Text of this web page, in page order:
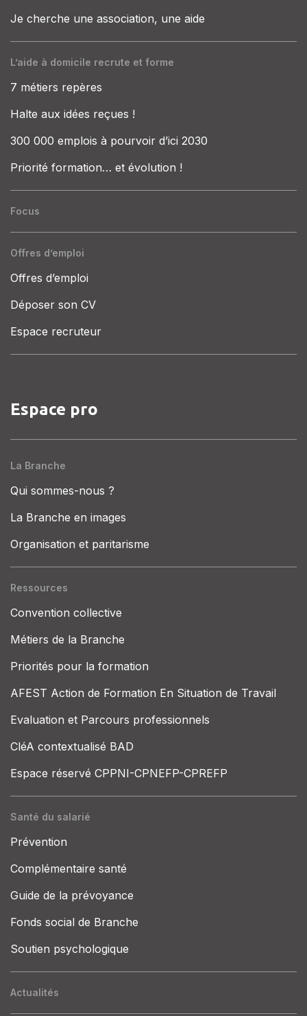
Je cherche une association, une aide
L’aide à domicile recrute et forme
7 métiers repères
Halte aux idées reçues !
300 000 emplois à pourvoir d’ici 2030
Priorité formation… et évolution !
Focus
Offres d’emploi
Offres d’emploi
Déposer son CV
Espace recruteur
Espace pro
La Branche
Qui sommes-nous ?
La Branche en images
Organisation et paritarisme
Ressources
Convention collective
Métiers de la Branche
Priorités pour la formation
AFEST Action de Formation En Situation de Travail
Evaluation et Parcours professionnels
CléA contextualisé BAD
Espace réservé CPPNI-CPNEFP-CPREFP
Santé du salarié
Prévention
Complémentaire santé
Guide de la prévoyance
Fonds social de Branche
Soutien psychologique
Actualités